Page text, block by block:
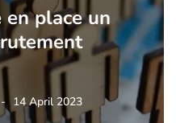
place un
14 April 2023